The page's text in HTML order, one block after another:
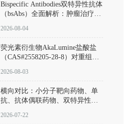
Bispecific Antibodies双特异性抗体
（bsAbs）全面解析：肿瘤治疗的
2026-08-04
荧光素衍生物AkaLumine盐酸盐
（CAS#2558205-28-8）对重组萤
数（Km）为2.06 μM；其近红外
发光特性赋予优异的组织穿透能
力，大幅增强成像信噪比，从而
实现活体动物模型中极低给药剂
量下的高灵敏度、非侵入式生物
2026-08-03
横向对比：小分子靶向药物、单
抗、抗体偶联药物、双特异性抗
及应用瓶颈
2026-07-22